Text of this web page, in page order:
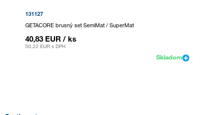
131127
GETACORE brusný set SemiMat / SuperMat
40,83 EUR / ks
50,22 EUR s DPH
Skladom